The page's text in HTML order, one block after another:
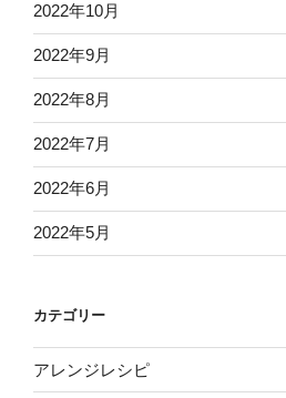
2022年10月
2022年9月
2022年8月
2022年7月
2022年6月
2022年5月
カテゴリー
アレンジレシピ